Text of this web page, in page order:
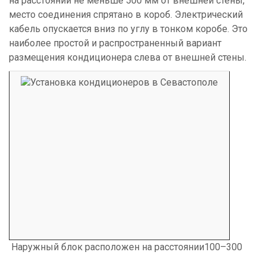
место соединения спрятано в короб. Электрический
кабель опускается вниз по углу в тонком коробе. Это
наиболее простой и распространенный вариант
размещения кондиционера слева от внешней стены.
Наружный блок расположен на расстоянии100–300